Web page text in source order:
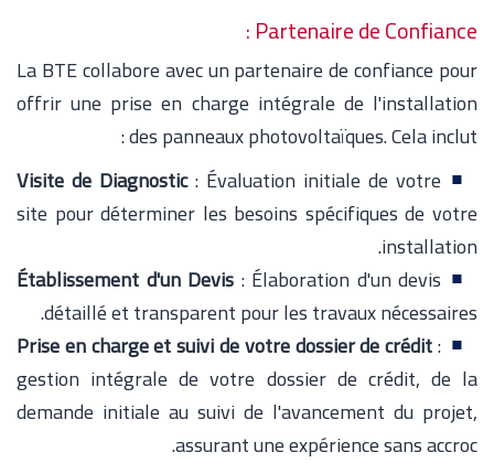
Partenaire de Confiance :
La BTE collabore avec un partenaire de confiance pour
offrir une prise en charge intégrale de l'installation
des panneaux photovoltaïques. Cela inclut :
Visite de Diagnostic: Évaluation initiale de votre
site pour déterminer les besoins spécifiques de votre
installation.
Établissement d'un Devis : Élaboration d'un devis
détaillé et transparent pour les travaux nécessaires.
Prise en charge et suivi de votre dossier de crédit:
gestion intégrale de votre dossier de crédit, de la
demande initiale au suivi de l'avancement du projet,
assurant une expérience sans accroc.